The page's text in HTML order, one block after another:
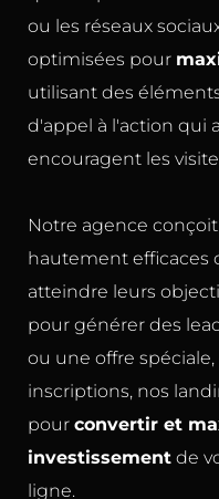
ou les réseaux
optimisées pour
utilisant des
d'appel à l'action qui
encouragent les
Notre agence
hautement efficaces
atteindre leurs
pour générer des
ou une offre
inscriptions, nos
pour convertir et
investissement de
ligne.